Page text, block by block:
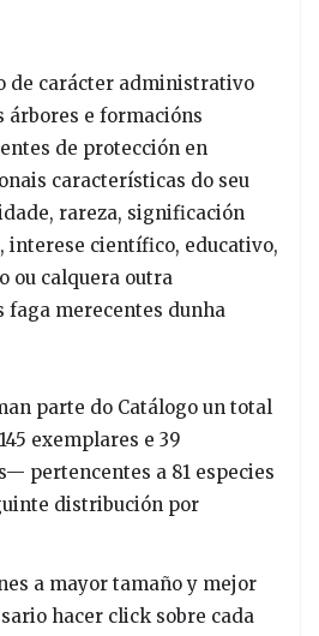
de carácter administrativo
árbores e formacións
de protección en
características do seu
rareza, significación
interese científico, educativo,
ou calquera outra
faga merecentes dunha
parte do Catálogo un total
exemplares e 39
pertencentes a 81 especies
distribución por
a mayor tamaño y mejor
hacer click sobre cada